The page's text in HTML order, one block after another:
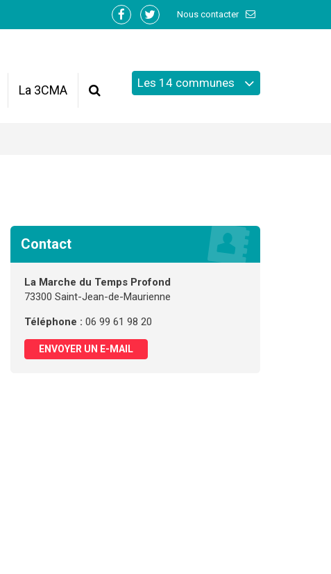
Nous contacter
Lien
Facebook
Lien
Twitter
La 3CMA Recherche
Les 14 communes
Contact
La Marche du Temps Profond
73300 Saint-Jean-de-Maurienne
Téléphone : 06 99 61 98 20
ENVOYER UN E-MAIL